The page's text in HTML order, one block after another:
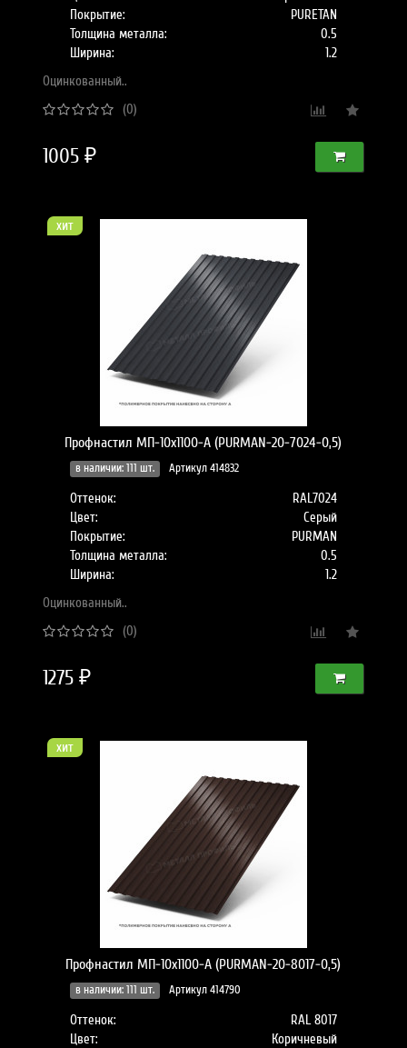
Покрытие:
PURETAN
Толщина металла:
0.5
Ширина:
1.2
Оцинкованный..
(0)
1005 ₽
хит
Профнастил МП-10x1100-A (PURMAN-20-7024-0,5)
в наличии: 111 шт. Артикул 414832
Оттенок:
RAL7024
Цвет:
Серый
Покрытие:
PURMAN
Толщина металла:
0.5
Ширина:
1.2
Оцинкованный..
(0)
1275 ₽
хит
Профнастил МП-10x1100-A (PURMAN-20-8017-0,5)
в наличии: 111 шт. Артикул 414790
Оттенок:
RAL 8017
Цвет:
Коричневый